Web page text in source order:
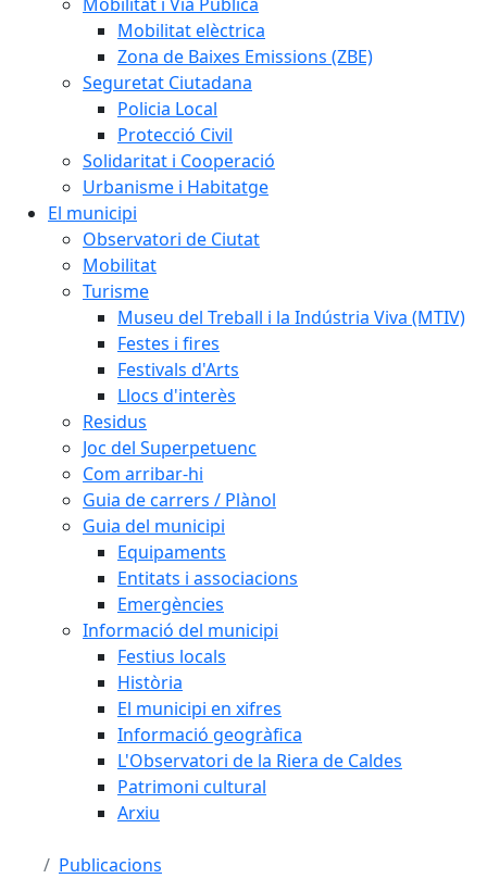
Mobilitat elèctrica
Zona de Baixes Emissions (ZBE)
Seguretat Ciutadana
Policia Local
Protecció Civil
Solidaritat i Cooperació
Urbanisme i Habitatge
El municipi
Observatori de Ciutat
Mobilitat
Turisme
Museu del Treball i la Indústria Viva (MTIV)
Festes i fires
Festivals d'Arts
Llocs d'interès
Residus
Joc del Superpetuenc
Com arribar-hi
Guia de carrers / Plànol
Guia del municipi
Equipaments
Entitats i associacions
Emergències
Informació del municipi
Festius locals
Història
El municipi en xifres
Informació geogràfica
L'Observatori de la Riera de Caldes
Patrimoni cultural
Arxiu
Publicacions